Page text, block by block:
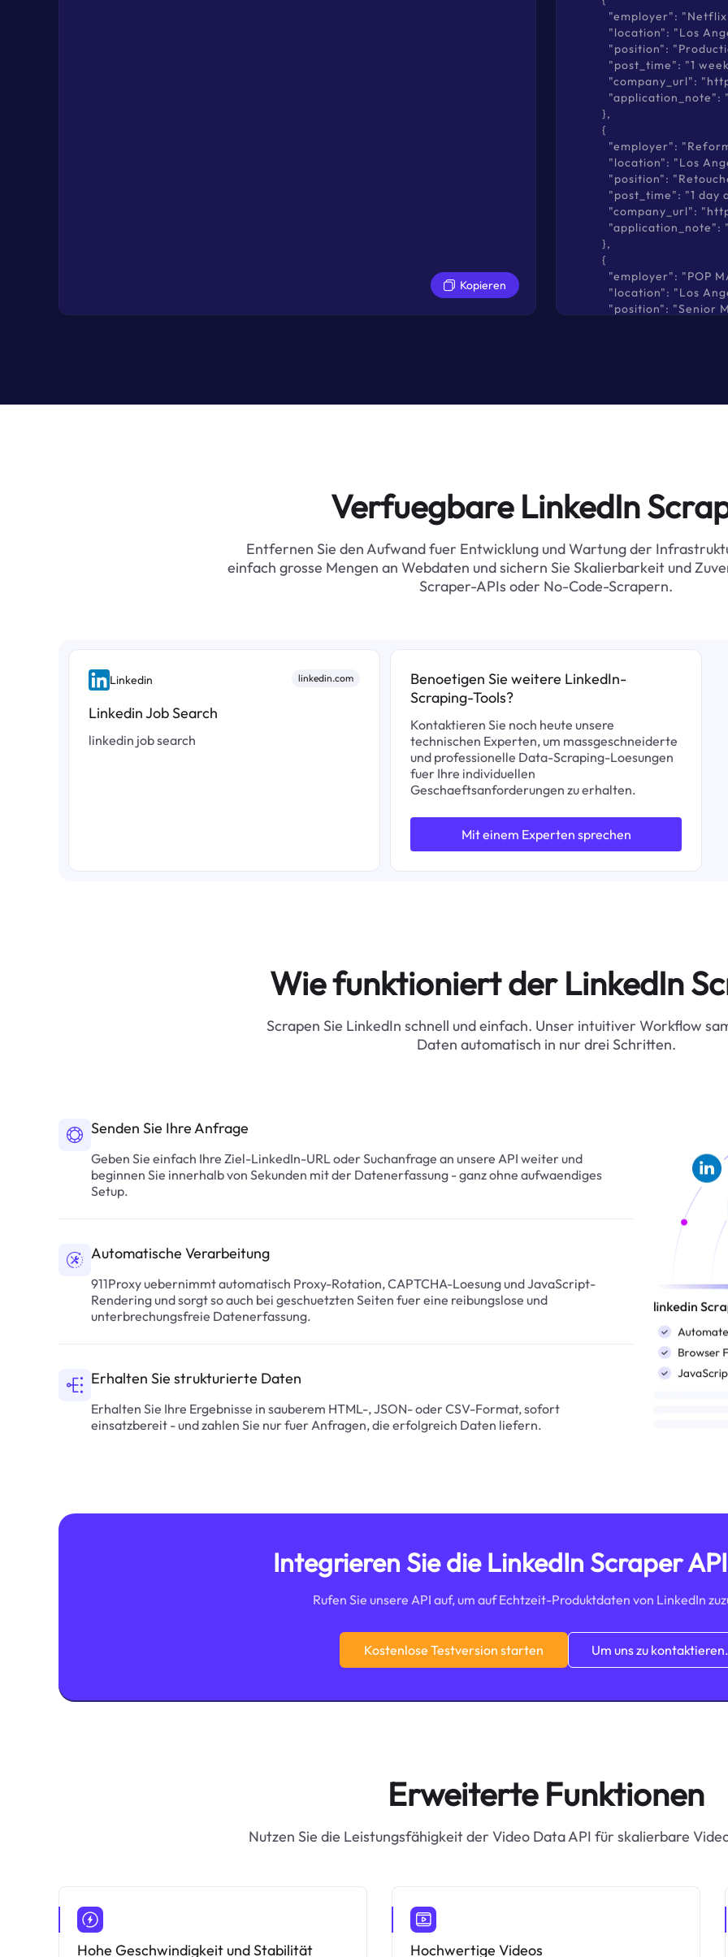
Kopieren
"employer":
"location": "Los
"position":
"post_time": "1
"company_url":
        },
        {
"employer":
"location": "Los
"position":
"post_time": "1 day
"company_url":
"application_note":
        },
        {
"employer": "POP
"location": "Los
"position":
"employer":
        },
        {
"location": "New
"position": "Data
"post_time": "1
        {
"location": "Cedar
"company_url":
        },
"employer":
"position":
"post_time": "10
"post_time": "1 day
"company_url":
        },
        {
"company_url":
        },
        {
"employer":
"location": "New
"position":
"post_time": "21
"company_url":
        }
"search_url":
  ]
Verfuegbare LinkedIn
Entfernen Sie den Aufwand fuer Entwicklung und Wartung der
einfach grosse Mengen an Webdaten und sichern Sie Skalierbarkeit und
Scraper-APIs oder No-Code-Scrapern.
Linkedin
Linkedin Job Search
linkedin job search
linkedin.com
Benoetigen Sie weitere LinkedIn-
Scraping-Tools?
Kontaktieren Sie noch heute unsere
technischen Experten, um massgeschneiderte
und professionelle Data-Scraping-Loesungen
fuer Ihre individuellen
Geschaeftsanforderungen zu erhalten.
Mit einem Experten sprechen
Wie funktioniert der LinkedIn
Scrapen Sie LinkedIn schnell und einfach. Unser intuitiver Workflow
Daten automatisch in nur drei Schritten.
Senden Sie Ihre Anfrage
Geben Sie einfach Ihre Ziel-LinkedIn-URL oder Suchanfrage an unsere API weiter und
beginnen Sie innerhalb von Sekunden mit der Datenerfassung - ganz ohne aufwaendiges
Setup.
Automatische Verarbeitung
911Proxy uebernimmt automatisch Proxy-Rotation, CAPTCHA-Loesung und JavaScript-
Rendering und sorgt so auch bei geschuetzten Seiten fuer eine reibungslose und
unterbrechungsfreie Datenerfassung.
Erhalten Sie strukturierte Daten
Erhalten Sie Ihre Ergebnisse in sauberem HTML-, JSON- oder CSV-Format, sofort
einsatzbereit - und zahlen Sie nur fuer Anfragen, die erfolgreich Daten liefern.
Integrieren Sie die LinkedIn Scraper
Rufen Sie unsere API auf, um auf Echtzeit-Produktdaten von LinkedIn
Kostenlose Testversion starten Um uns zu kontaktieren.
Erweiterte Funktionen
Nutzen Sie die Leistungsfähigkeit der Video Data API für skalierbare
Hohe Geschwindigkeit und Stabilität Hochwertige Videos